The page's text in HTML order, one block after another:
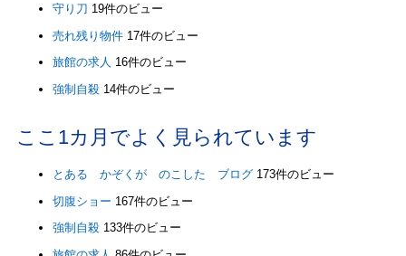
守り刀 19件のビュー
売れ残り物件 17件のビュー
旅館の求人 16件のビュー
強制自殺 14件のビュー
ここ1カ月でよく見られています
とある かぞくが のこした ブログ 173件のビュー
切腹ショー 167件のビュー
強制自殺 133件のビュー